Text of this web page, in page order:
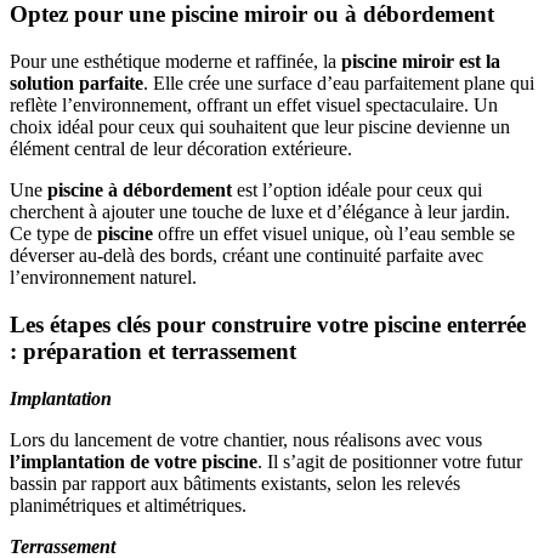
Optez pour une piscine miroir ou à débordement
Pour une esthétique moderne et raffinée, la piscine miroir est la
solution parfaite. Elle crée une surface d’eau parfaitement plane qui
reflète l’environnement, offrant un effet visuel spectaculaire. Un
choix idéal pour ceux qui souhaitent que leur piscine devienne un
élément central de leur décoration extérieure.
Une piscine à débordement est l’option idéale pour ceux qui
cherchent à ajouter une touche de luxe et d’élégance à leur jardin.
Ce type de piscine offre un effet visuel unique, où l’eau semble se
déverser au-delà des bords, créant une continuité parfaite avec
l’environnement naturel.
Les étapes clés pour construire votre piscine enterrée
: préparation et terrassement
Implantation
Lors du lancement de votre chantier, nous réalisons avec vous
l’implantation de votre piscine. Il s’agit de positionner votre futur
bassin par rapport aux bâtiments existants, selon les relevés
planimétriques et altimétriques.
Terrassement